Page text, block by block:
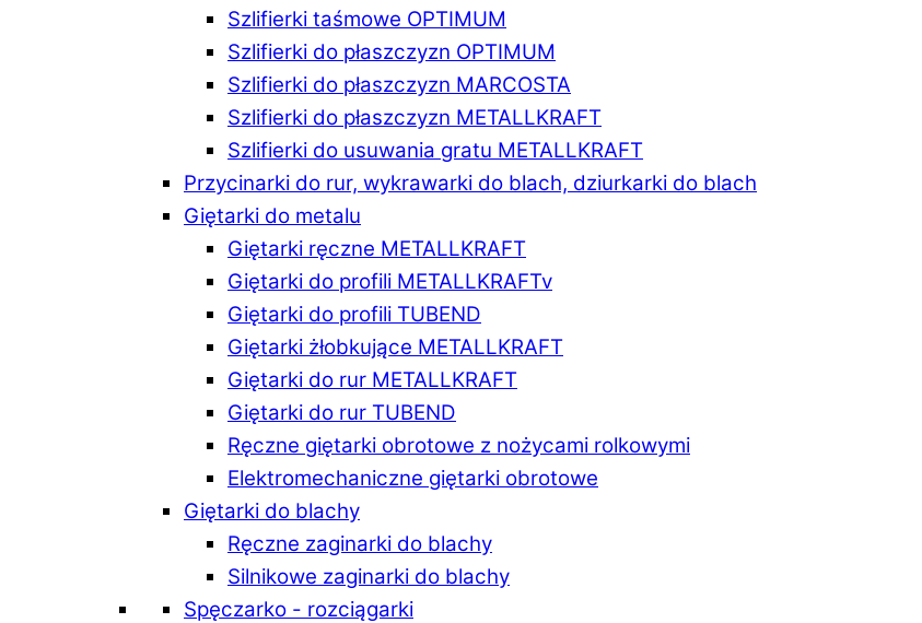
Szlifierki taśmowe OPTIMUM
Szlifierki do płaszczyzn OPTIMUM
Szlifierki do płaszczyzn MARCOSTA
Szlifierki do płaszczyzn METALLKRAFT
Szlifierki do usuwania gratu METALLKRAFT
Przycinarki do rur, wykrawarki do blach, dziurkarki do blach
Giętarki do metalu
Giętarki ręczne METALLKRAFT
Giętarki do profili METALLKRAFTv
Giętarki do profili TUBEND
Giętarki żłobkujące METALLKRAFT
Giętarki do rur METALLKRAFT
Giętarki do rur TUBEND
Ręczne giętarki obrotowe z nożycami rolkowymi
Elektromechaniczne giętarki obrotowe
Giętarki do blachy
Ręczne zaginarki do blachy
Silnikowe zaginarki do blachy
Spęczarko - rozciągarki